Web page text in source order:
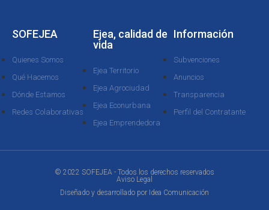
SOFEJEA
Quienes Somos
Qué Hacemos
Dónde Estamos
Redes Colaborativas
Ejea, calidad de
vida
Ejea Territorio
Ejea Agrociudad
Ejea Econurbana
Ejea Emprendedora
Información
Subvenciones
Anuncios
Transparencia
Perfil del Contratante
© 2022 SOFEJEA - Todos los derechos reservados
Aviso Legal
Diseñado y desarrollado por Idea Comunicación